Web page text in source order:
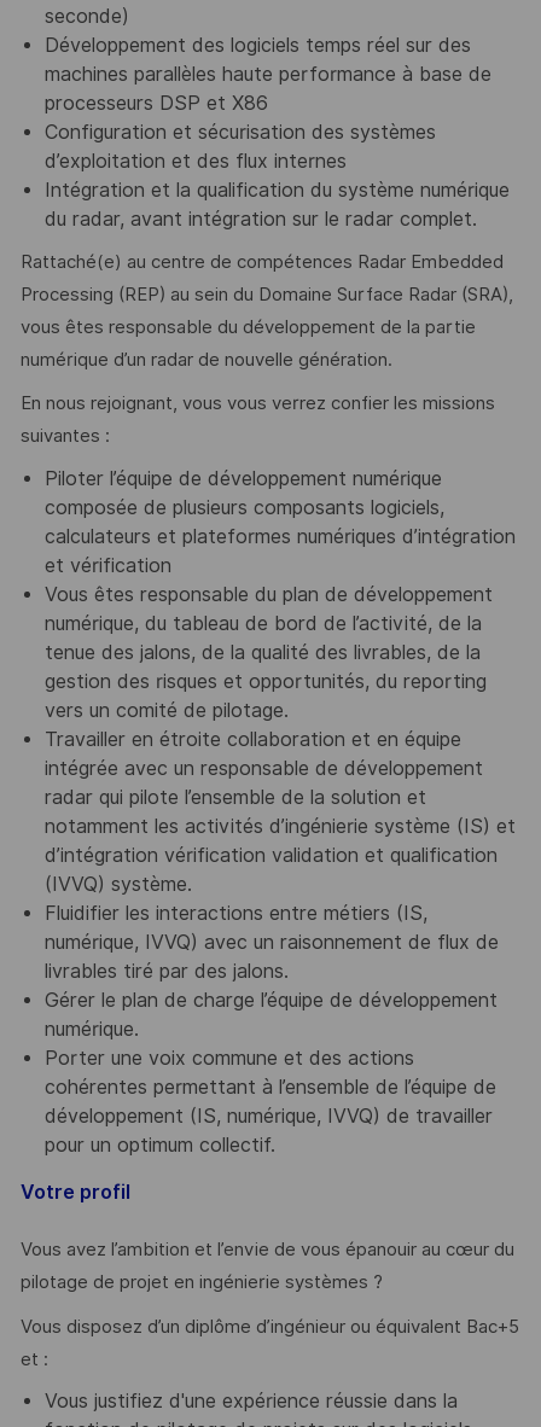
seconde)
Développement des logiciels temps réel sur des
machines parallèles haute performance à base de
processeurs DSP et X86
Configuration et sécurisation des systèmes
d’exploitation et des flux internes
Intégration et la qualification du système numérique
du radar, avant intégration sur le radar complet.
Rattaché(e) au centre de compétences Radar Embedded
Processing (REP) au sein du Domaine Surface Radar (SRA),
vous êtes responsable du développement de la partie
numérique d’un radar de nouvelle génération.
En nous rejoignant, vous vous verrez confier les missions
suivantes :
Piloter l’équipe de développement numérique
composée de plusieurs composants logiciels,
calculateurs et plateformes numériques d’intégration
et vérification
Vous êtes responsable du plan de développement
numérique, du tableau de bord de l’activité, de la
tenue des jalons, de la qualité des livrables, de la
gestion des risques et opportunités, du reporting
vers un comité de pilotage.
Travailler en étroite collaboration et en équipe
intégrée avec un responsable de développement
radar qui pilote l’ensemble de la solution et
notamment les activités d’ingénierie système (IS) et
d’intégration vérification validation et qualification
(IVVQ) système.
Fluidifier les interactions entre métiers (IS,
numérique, IVVQ) avec un raisonnement de flux de
livrables tiré par des jalons.
Gérer le plan de charge l’équipe de développement
numérique.
Porter une voix commune et des actions
cohérentes permettant à l’ensemble de l’équipe de
développement (IS, numérique, IVVQ) de travailler
pour un optimum collectif.
Votre profil
Vous avez l’ambition et l’envie de vous épanouir au cœur du
pilotage de projet en ingénierie systèmes ?
Vous disposez d’un diplôme d’ingénieur ou équivalent Bac+5
et :
Vous justifiez d'une expérience réussie dans la